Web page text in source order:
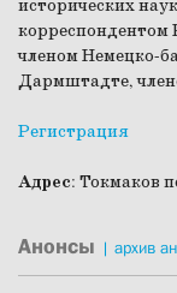
исторических
корреспондентом
членом Немецко-
Дармштадте,
Регистрация
Адрес: Токмаков
Анонсы | архив